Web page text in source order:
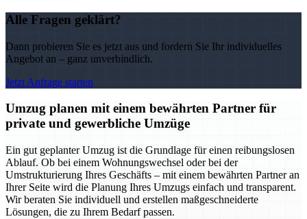
Alle Fragen geklärt?
Dann probieren Sie es jetzt aus und fordern Sie Ihr individuelles
Angebot an – ganz unverbindlich.
Jetzt Anfrage starten
Umzug planen mit einem bewährten Partner für
private und gewerbliche Umzüge
Ein gut geplanter Umzug ist die Grundlage für einen reibungslosen
Ablauf. Ob bei einem Wohnungswechsel oder bei der
Umstrukturierung Ihres Geschäfts – mit einem bewährten Partner an
Ihrer Seite wird die Planung Ihres Umzugs einfach und transparent.
Wir beraten Sie individuell und erstellen maßgeschneiderte
Lösungen, die zu Ihrem Bedarf passen.